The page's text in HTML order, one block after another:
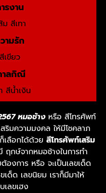
รงาน
สีเทา
ามรัก
สีเขียว
ลกิณี
สีน้ำเงิน
หมอช้างหรือ สีโทรศัพท์
ริมความมงคล ให้มีโชคลาภ
เลือกได้ด้วย สีโทรศัพท์เสริม
ฤกษ์จากหมอช้างในการทำ
องการ หรือ จะเป็นเลขเด็ด
เด็ด เลขนิยม เราก็มีมาให้
ลขเฮง